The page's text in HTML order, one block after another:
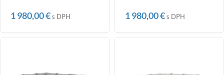
1 980,00€s DPH 1 980,00€s DPH